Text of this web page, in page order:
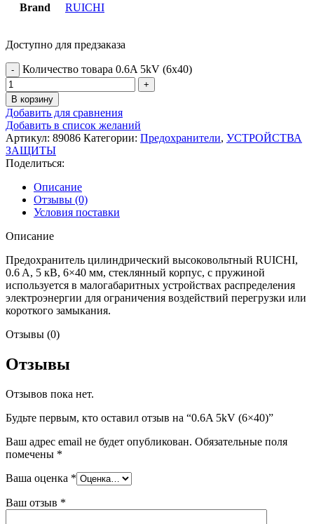
Brand RUICHI
Доступно для предзаказа
Количество товара 0.6A 5kV (6x40)
В корзину
Добавить для сравнения
Добавить в список желаний
Артикул: 89086 Категории: Предохранители, УСТРОЙСТВА
ЗАЩИТЫ
Поделиться:
Описание
Отзывы (0)
Условия поставки
Описание
Предохранитель цилиндрический высоковольтный RUICHI,
0.6 A, 5 кВ, 6×40 мм, стеклянный корпус, с пружиной
используется в малогабаритных устройствах распределения
электроэнергии для ограничения воздействий перегрузки или
короткого замыкания.
Отзывы (0)
Отзывы
Отзывов пока нет.
Будьте первым, кто оставил отзыв на “0.6A 5kV (6×40)”
Ваш адрес email не будет опубликован. Обязательные поля
помечены *
Ваша оценка *
Ваш отзыв *